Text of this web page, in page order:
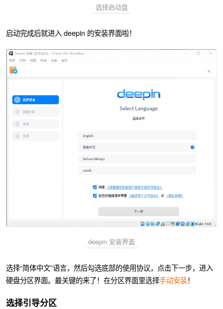
选择启动盘
启动完成后就进入 deepin 的安装界面啦！
deepin 安装界面
选择“简体中文”语言，然后勾选底部的使用协议，点击下一步，进入
硬盘分区界面。最关键的来了！在分区界面里选择手动安装！
选择引导分区